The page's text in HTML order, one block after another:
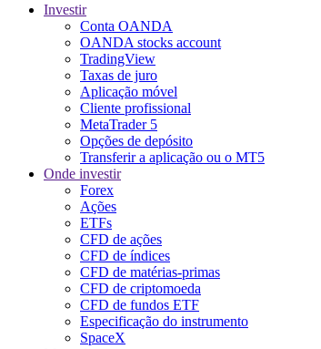
Investir
Conta OANDA
OANDA stocks account
TradingView
Taxas de juro
Aplicação móvel
Cliente profissional
MetaTrader 5
Opções de depósito
Transferir a aplicação ou o MT5
Onde investir
Forex
Ações
ETFs
CFD de ações
CFD de índices
CFD de matérias-primas
CFD de criptomoeda
CFD de fundos ETF
Especificação do instrumento
SpaceX